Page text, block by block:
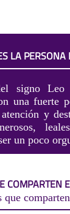
LA PERSONA
signo Leo
una fuerte
y
un poco
COMPARTEN
que